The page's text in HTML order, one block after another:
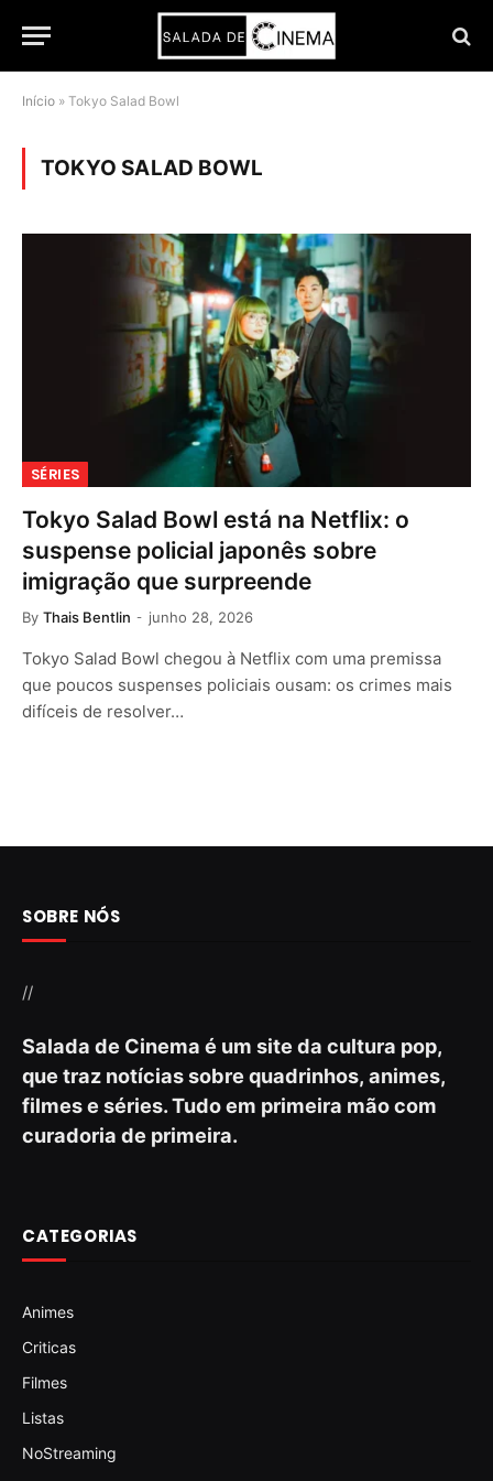
Início » Tokyo Salad Bowl
TOKYO SALAD BOWL
SÉRIES
Tokyo Salad Bowl está na Netflix: o
suspense policial japonês sobre
imigração que surpreende
By Thais Bentlin junho 28, 2026
Tokyo Salad Bowl chegou à Netflix com uma premissa
que poucos suspenses policiais ousam: os crimes mais
difíceis de resolver…
SOBRE NÓS
//
Salada de Cinema é um site da cultura pop,
que traz notícias sobre quadrinhos, animes,
filmes e séries. Tudo em primeira mão com
curadoria de primeira.
CATEGORIAS
Animes
Criticas
Filmes
Listas
NoStreaming